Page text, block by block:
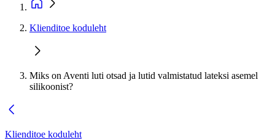
Klienditoe koduleht
Miks on Aventi luti otsad ja lutid valmistatud lateksi asemel
silikoonist?
Klienditoe koduleht